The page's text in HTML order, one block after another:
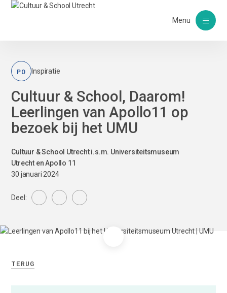
Menu
PO Inspiratie
Cultuur & School, Daarom!
Leerlingen van Apollo11 op
bezoek bij het UMU
Cultuur & School Utrecht i.s.m. Universiteitsmuseum
Utrecht en Apollo 11
30 januari 2024
Deel:
TERUG